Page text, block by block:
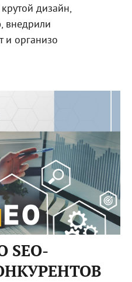
дизайн,
внедрили
и организо